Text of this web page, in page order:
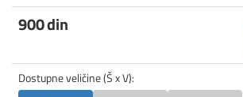
900din
Dostupne veličine (Š x V):